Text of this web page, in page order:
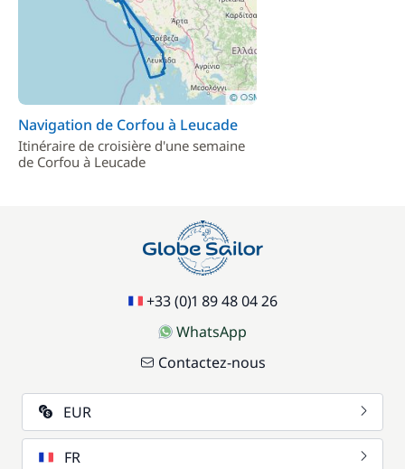
Navigation de Corfou à Leucade
Itinéraire de croisière d'une semaine
de Corfou à Leucade
+33 (0)1 89 48 04 26
WhatsApp
Contactez-nous
EUR
FR